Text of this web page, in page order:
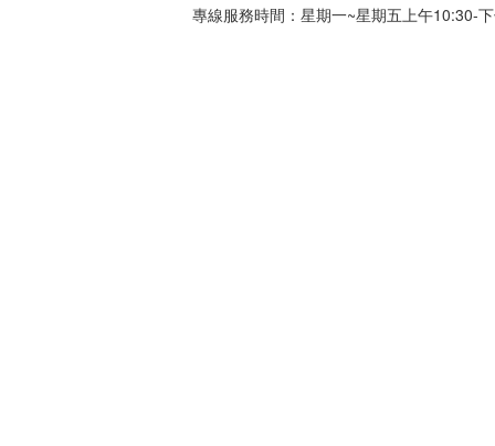
專線服務時間：星期一~星期五上午10:30-